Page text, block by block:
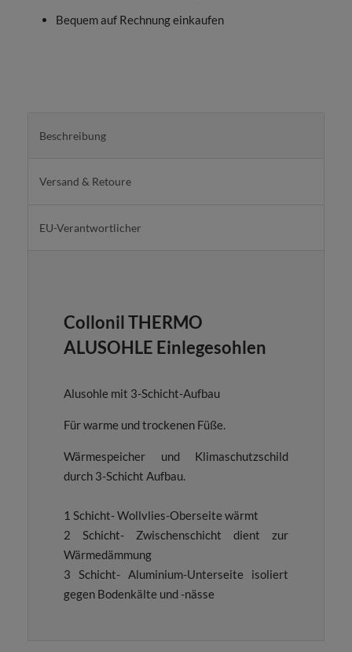
Bequem auf Rechnung einkaufen
Beschreibung
Versand & Retoure
EU-Verantwortlicher
Collonil THERMO
ALUSOHLE Einlegesohlen
Alusohle mit 3-Schicht-Aufbau
Für warme und trockenen Füße.
Wärmespeicher und Klimaschutzschild
durch 3-Schicht Aufbau.
1 Schicht- Wollvlies-Oberseite wärmt
2 Schicht- Zwischenschicht dient zur
Wärmedämmung
3 Schicht- Aluminium-Unterseite isoliert
gegen Bodenkälte und -nässe